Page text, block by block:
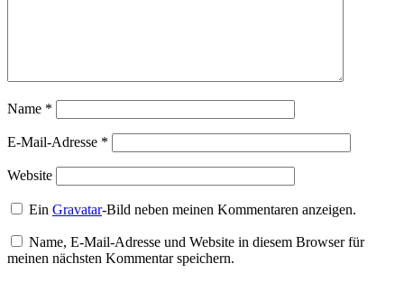
Name *
E-Mail-Adresse *
Website
EinGravatar-Bild neben meinen Kommentaren anzeigen.
Name, E-Mail-Adresse und Website in diesem Browser für
meinen nächsten Kommentar speichern.